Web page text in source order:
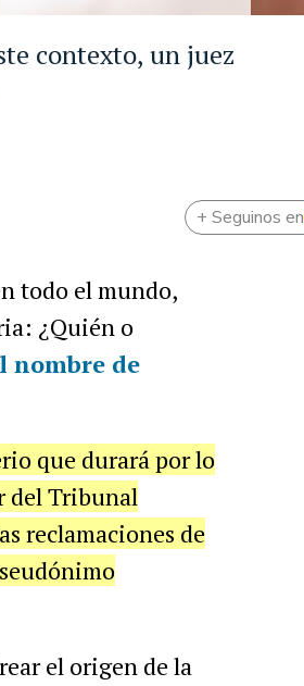
contexto, un juez
+ Seguinos en
todo el mundo,
¿Quién o
nombre de
que durará por lo
del Tribunal
reclamaciones de
el origen de la